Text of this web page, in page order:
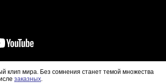
клип мира. Без сомнения станет темой множества
заказных.